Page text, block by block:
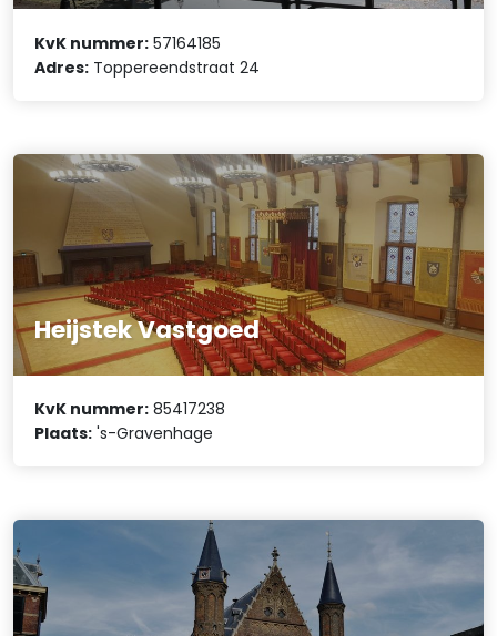
KvK nummer: 57164185
Adres: Toppereendstraat 24
Heijstek Vastgoed
KvK nummer: 85417238
Plaats: 's-Gravenhage